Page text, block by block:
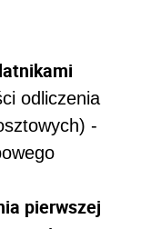
odliczenia
-
pierwszej